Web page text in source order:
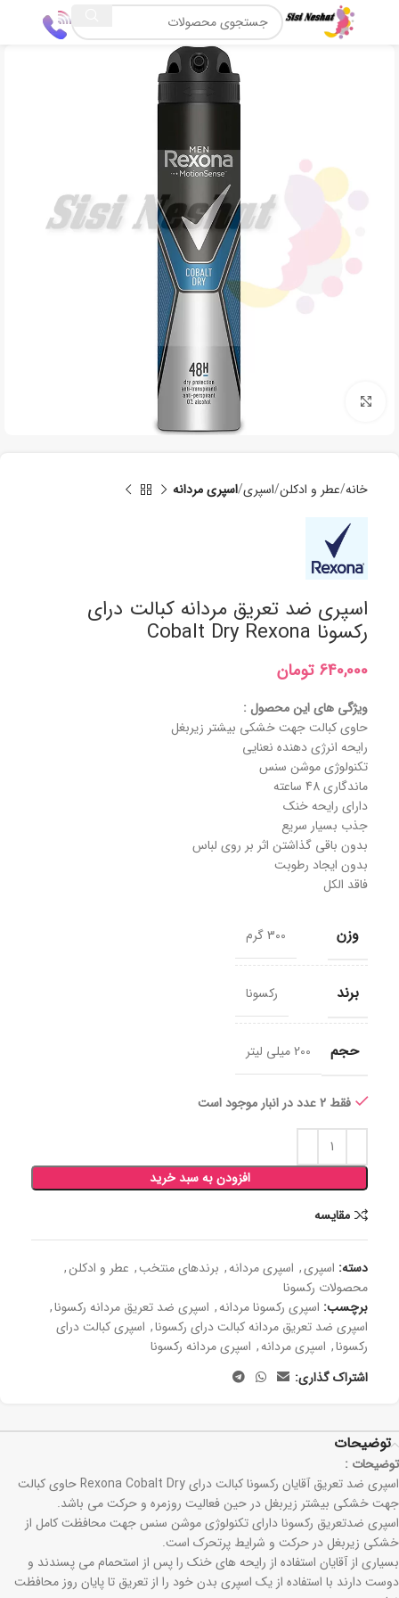
برای بزرگنمایی کلیک کنید
خانه عطر و ادکلن اسپری اسپری مردانه
اسپری ضد تعریق مردانه کبالت درای
رکسونا Cobalt Dry Rexona
تومان
ویژگی های این محصول :
حاوی کبالت جهت خشکی بیشتر زیربغل
رایحه انرژی دهنده نعنایی
تکنولوژی موشن سنس
ماندگاری 48 ساعته
دارای رایحه خنک
جذب بسیار سریع
بدون باقی گذاشتن اثر بر روی لباس
بدون ایجاد رطوبت
فاقد الکل
وزن 300 گرم
برند رکسونا
حجم 200 میلی لیتر
فقط 2 عدد در انبار موجود است
افزودن به سبد خرید
مقايسه
دسته: اسپری, اسپری مردانه, برندهای منتخب, عطر و ادکلن,
محصولات رکسونا
برچسب: اسپری رکسونا مردانه, اسپری ضد تعریق مردانه رکسونا,
اسپری ضد تعریق مردانه کبالت درای رکسونا, اسپری کبالت درای
رکسونا, اسپری مردانه, اسپری مردانه رکسونا
اشتراک گذاری:
توضیحات
توضیحات :
اسپری ضد تعریق آقایان رکسونا کبالت درای Rexona Cobalt Dry حاوی کبالت
جهت خشکی بیشتر زیربغل در حین فعالیت روزمره و حرکت می باشد.
اسپری ضدتعریق رکسونا دارای تکنولوژی موشن سنس جهت محافظت کامل از
خشکی زیربغل در حرکت و شرایط پرتحرک است.
بسیاری از آقایان استفاده از رایحه های خنک را پس از استحمام می پسندند و
دوست دارند با استفاده از یک اسپری بدن خود را از تعریق تا پایان روز محافظت